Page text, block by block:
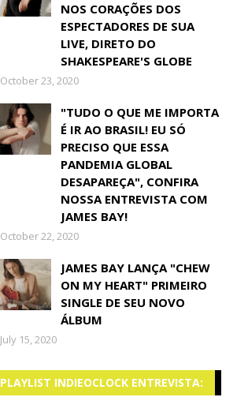
NOS CORAÇÕES DOS
ESPECTADORES DE SUA
LIVE, DIRETO DO
SHAKESPEARE'S GLOBE
October 23, 2020
"TUDO O QUE ME IMPORTA
É IR AO BRASIL! EU SÓ
PRECISO QUE ESSA
PANDEMIA GLOBAL
DESAPAREÇA", CONFIRA
NOSSA ENTREVISTA COM
JAMES BAY!
October 22, 2020
JAMES BAY LANÇA "CHEW
ON MY HEART" PRIMEIRO
SINGLE DE SEU NOVO
ÁLBUM
July 15, 2020
PLAYLIST INDIEOCLOCK ENTREVISTA: